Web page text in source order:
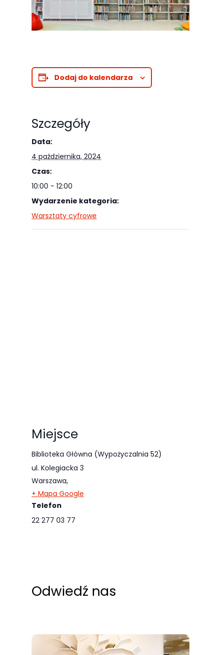
Dodaj do kalendarza
Szczegóły
Data:
4 października, 2024
Czas:
10:00 - 12:00
Wydarzenie kategoria:
Warsztaty cyfrowe
Miejsce
Biblioteka Główna (Wypożyczalnia 52)
ul. Kolegiacka 3
Warszawa,
+ Mapa Google
Telefon
22 277 03 77
Odwiedź nas